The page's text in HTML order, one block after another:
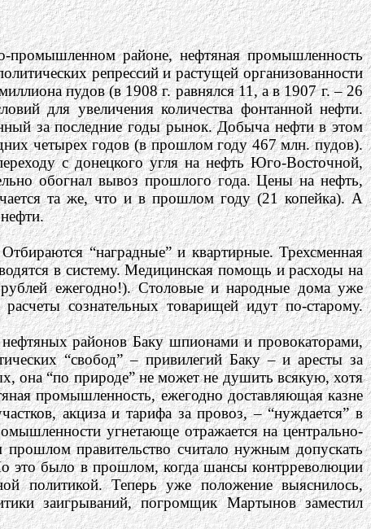
промышленном районе, нефтяная промышленность
репрессий и растущей организованности
пудов (в 1908 г. равнялся 11, а в 1907 г. – 26
для увеличения количества фонтанной нефти.
за последние годы рынок. Добыча нефти в этом
четырех годов (в прошлом году 467 млн. пудов).
с донецкого угля на нефть Юго-Восточной,
обогнал вывоз прошлого года. Цены на нефть,
та же, что и в прошлом году (21 копейка). А
“наградные” и квартирные. Трехсменная
в систему. Медицинская помощь и расходы на
ежегодно!). Столовые и народные дома уже
сознательных товарищей идут по-старому.
районов Баку шпионами и провокаторами,
“свобод” – привилегий Баку – и аресты за
она “по природе” не может не душить всякую, хотя
промышленность, ежегодно доставляющая казне
акциза и тарифа за провоз, – “нуждается” в
угнетающе отражается на центрально-
прошлом правительство считало нужным допускать
это было в прошлом, когда шансы контрреволюции
политикой. Теперь уже положение выяснилось,
заигрываний, погромщик Мартынов заместил